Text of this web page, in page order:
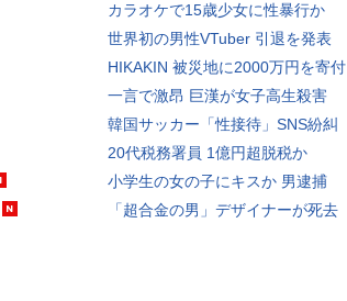
カラオケで15歳少女に性暴行か
世界初の男性VTuber 引退を発表
HIKAKIN 被災地に2000万円を寄付
一言で激昂 巨漢が女子高生殺害
韓国サッカー「性接待」SNS紛糾
20代税務署員 1億円超脱税か
小学生の女の子にキスか 男逮捕
「超合金の男」デザイナーが死去